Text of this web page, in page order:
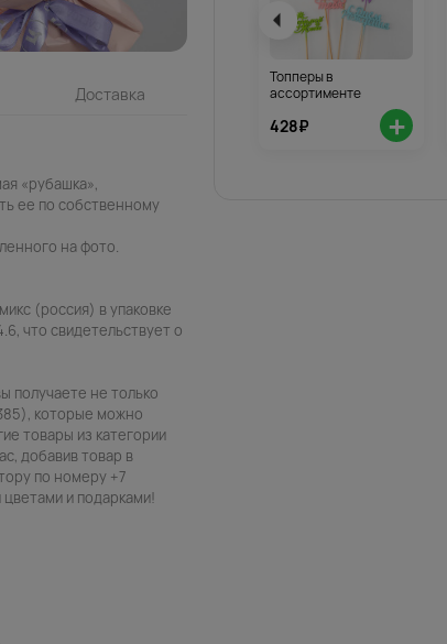
Доставка
«рубашка»,
ее по собственному
на фото.
(россия) в упаковке
что свидетельствует о
получаете не только
которые можно
товары из категории
добавив товар в
по номеру +7
и подарками!
Топперы в
ассортименте
428₽ +